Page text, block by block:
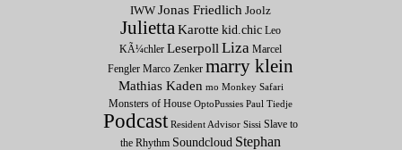
IWW Jonas Friedlich Joolz
Julietta Karotte kid.chic Leo
KÃ¼chler Leserpoll Liza Marcel
Fengler Marco Zenker marry klein
Mathias Kaden mo Monkey Safari
Monsters of House OptoPussies Paul Tiedje
Podcast Resident Advisor Sissi Slave to
the Rhythm Soundcloud Stephan